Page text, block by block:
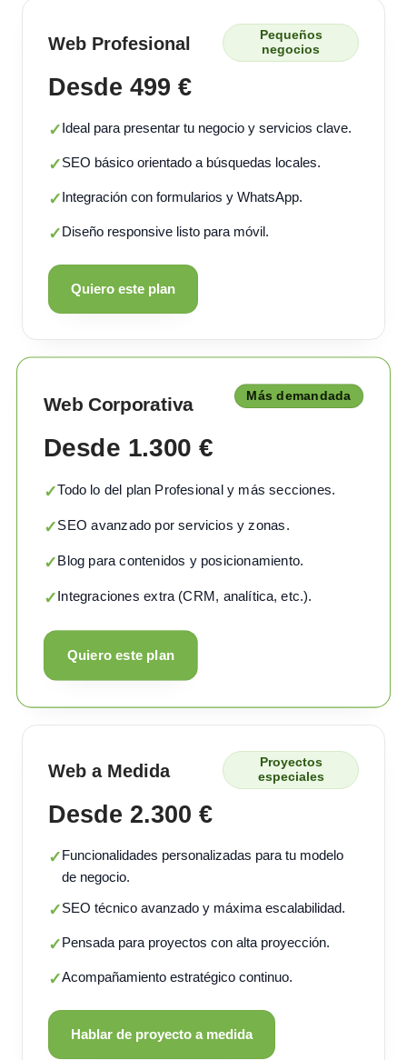
Web Profesional
Pequeños
negocios
Desde 499 €
✓Ideal para presentar tu negocio y servicios clave.
✓SEO básico orientado a búsquedas locales.
✓Integración con formularios y WhatsApp.
✓Diseño responsive listo para móvil.
Quiero este plan
Web Corporativa Más demandada
Desde 1.300 €
✓Todo lo del plan Profesional y más secciones.
✓SEO avanzado por servicios y zonas.
✓Blog para contenidos y posicionamiento.
✓Integraciones extra (CRM, analítica, etc.).
Quiero este plan
Web a Medida
Proyectos
especiales
Desde 2.300 €
✓Funcionalidades personalizadas para tu modelo
de negocio.
✓SEO técnico avanzado y máxima escalabilidad.
✓Pensada para proyectos con alta proyección.
✓Acompañamiento estratégico continuo.
Hablar de proyecto a medida